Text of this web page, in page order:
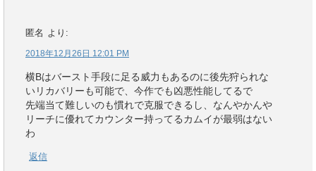
匿名 より:
2018年12月26日 12:01 PM
横Bはバースト手段に足る威力もあるのに後先狩られな
いリカバリーも可能で、今作でも凶悪性能してるで
先端当て難しいのも慣れで克服できるし、なんやかんや
リーチに優れてカウンター持ってるカムイが最弱はない
わ
返信